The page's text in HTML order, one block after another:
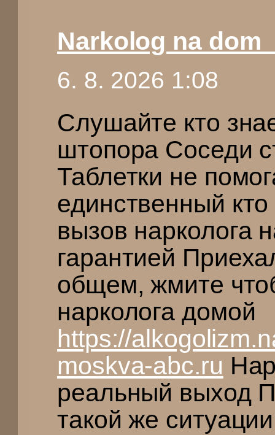
Narkolog na
6. 8. 2026 1:08
Слушайте кто
штопора Соседи
Таблетки не
единственный
вызов нарколога
гарантией
общем, жмите
нарколога домой
https://
moskva-abc.ru
реальный выход
такой же ситуации